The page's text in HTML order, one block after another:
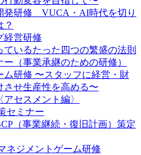
発研修 VUCA・AI時代を切り
？
経営研修
いるたった四つの繁盛の法則
（事業承継のための研修）
ム研修 〜スタッフに経営・財
させ生産性を高める〜
セスメント編〉
セミナー
（事業継続・復旧計画）策定
ネジメントゲーム研修